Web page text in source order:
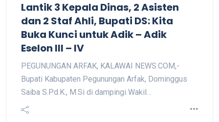
Lantik 3 Kepala Dinas, 2 Asisten
dan 2 Staf Ahli, Bupati DS: Kita
Buka Kunci untuk Adik – Adik
Eselon III – IV
PEGUNUNGAN ARFAK, KALAWAI NEWS.COM,-
Bupati Kabupaten Pegunungan Arfak, Dominggus
Saiba S.Pd.K., M.Si di dampingi Wakil…